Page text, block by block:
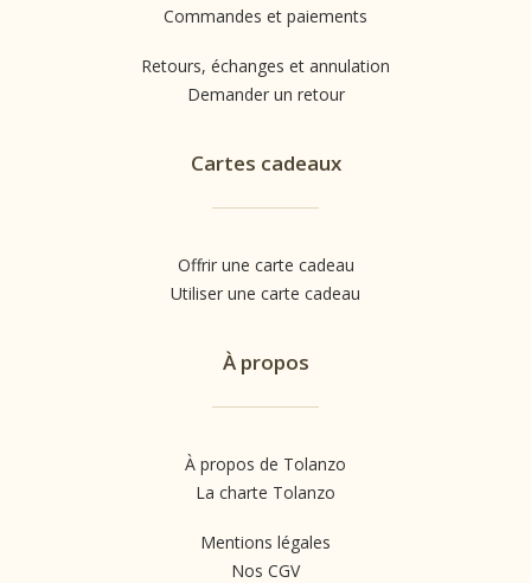
Commandes et paiements
Retours, échanges et annulation
Demander un retour
Cartes cadeaux
Offrir une carte cadeau
Utiliser une carte cadeau
À propos
À propos de Tolanzo
La charte Tolanzo
Mentions légales
Nos CGV